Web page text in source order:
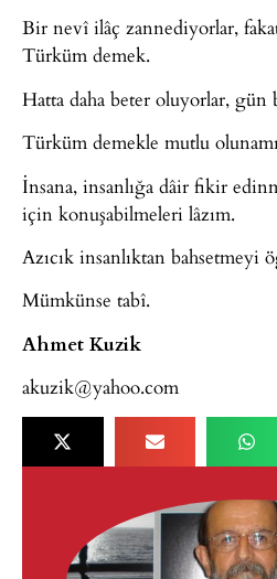
Bir nevî ilâç zannediyorlar,
Türküm demek.
Hatta daha beter oluyorlar, gün
Türküm demekle mutlu
İnsana, insanlığa dâir fikir
için konuşabilmeleri lâzım.
Azıcık insanlıktan bahsetmeyi
Mümkünse tabî.
Ahmet Kuzik
akuzik@yahoo.com